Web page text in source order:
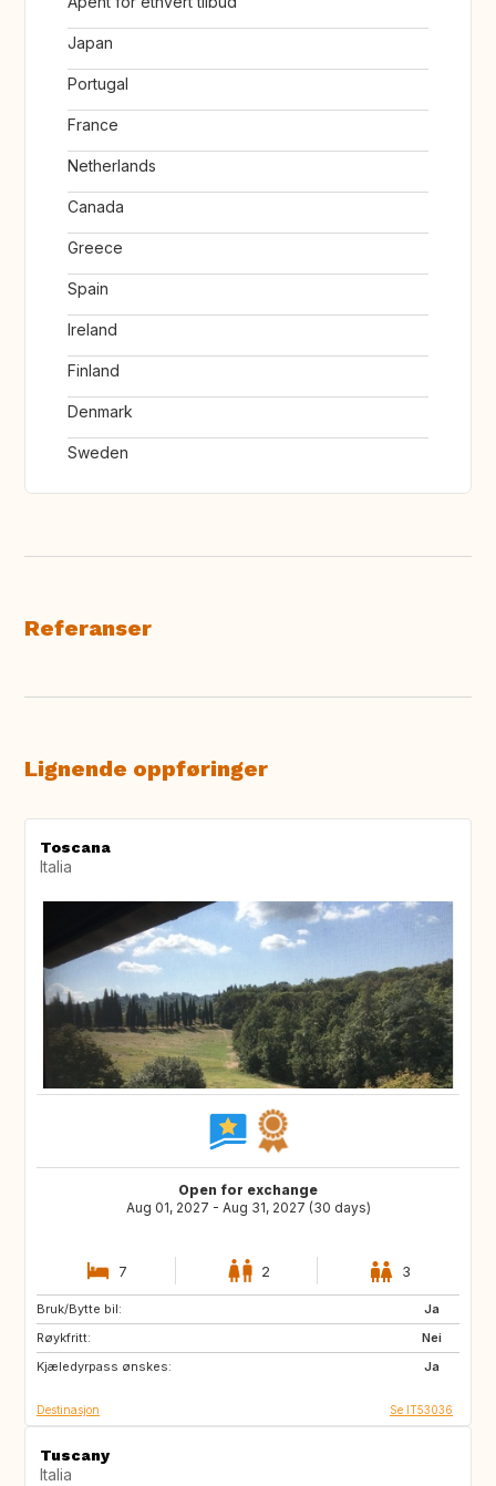
Japan
Portugal
France
Netherlands
Canada
Greece
Spain
Ireland
Finland
Denmark
Sweden
Referanser
Lignende oppføringer
Toscana
Italia
Open for exchange
Aug 01, 2027 - Aug 31, 2027 (30 days)
7 2 3
Bruk/Bytte bil:
Ja
Røykfritt:
Nei
Kjæledyrpass ønskes:
Ja
ES
PT
US
Destinasjon Se IT53036
Tuscany
Italia